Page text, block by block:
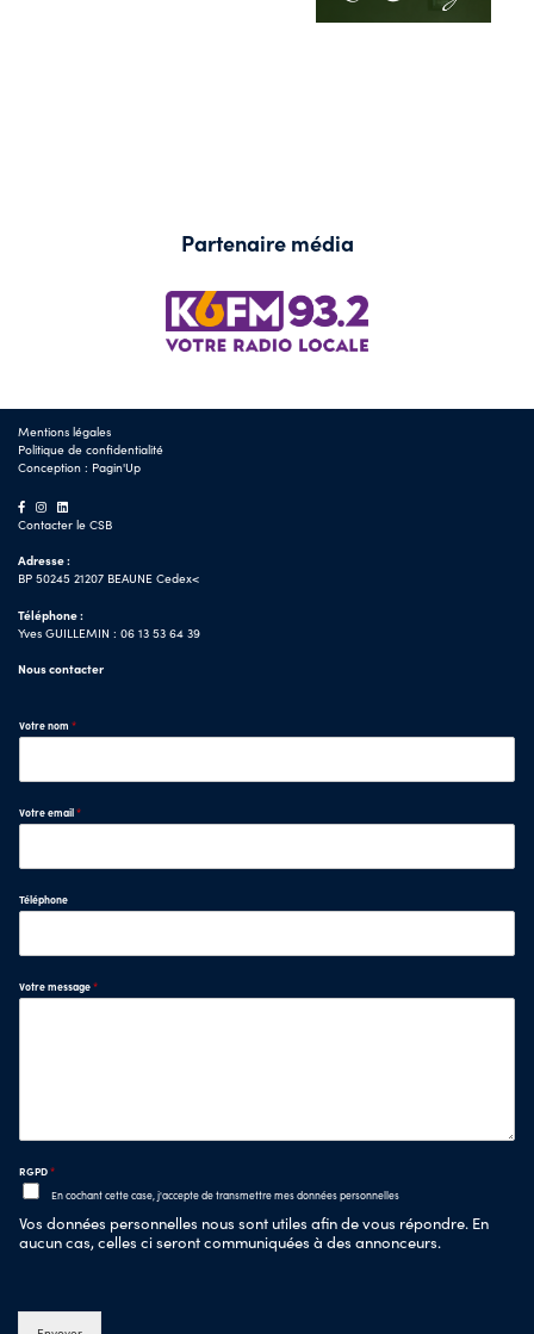
Partenaire média
Mentions légales
Politique de confidentialité
Conception : Pagin'Up
Contacter le CSB
Adresse :
BP 50245 21207 BEAUNE Cedex<
Téléphone :
Yves GUILLEMIN : 06 13 53 64 39
Nous contacter
Votre nom *
Votre email*
Téléphone
Votre message*
RGPD*
En cochant cette case, j'accepte de transmettre mes données personnelles
Vos données personnelles nous sont utiles afin de vous répondre. En
aucun cas, celles ci seront communiquées à des annonceurs.